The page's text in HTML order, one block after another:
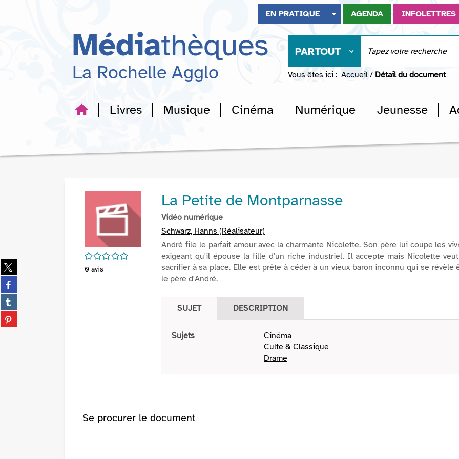
recherche
EN PRATIQUE AGENDA INFOLETTRES
Médiathèques
La Rochelle Agglo
PARTOUT
Vous êtes ici : Accueil / Détail du document
Livres Musique Cinéma Numérique Jeunesse
Partager
sur
twitter
(Nouvelle
fenêtre)
Partager
sur
facebook
(Nouvelle
fenêtre)
Partager
sur
tumblr
Partager
sur
/5
0 avis
La Petite de Montparnasse
Vidéo numérique
Schwarz, Hanns (Réalisateur)
André file le parfait amour avec la charmante Nicolette. Son père lui coupe les
exigeant qu'il épouse la fille d'un riche industriel. Il accepte mais Nicolette
sacrifier à sa place. Elle est prête à céder à un vieux baron inconnu qui se révèle
le père d'André.
SUJET DESCRIPTION
Sujets
Cinéma
Culte & Classique
Drame
Se procurer le document